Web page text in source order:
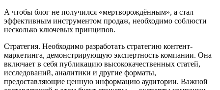
А чтобы блог не получился «мертворождённым», а стал
эффективным инструментом продаж, необходимо соблюсти
несколько ключевых принципов.
Стратегия. Необходимо разработать стратегию контент-
маркетинга, демонстрирующую экспертность компании. Она
включает в себя публикацию высококачественных статей,
исследований, аналитики и другие форматы,
предоставляющие ценную информацию аудитории. Важной